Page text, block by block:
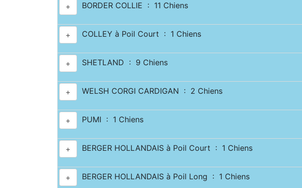
+ BORDER COLLIE : 11 Chiens
+ COLLEY à Poil Court : 1 Chiens
+ SHETLAND : 9 Chiens
+ WELSH CORGI CARDIGAN : 2 Chiens
+ PUMI : 1 Chiens
+ BERGER HOLLANDAIS à Poil Court : 1 Chiens
+ BERGER HOLLANDAIS à Poil Long : 1 Chiens